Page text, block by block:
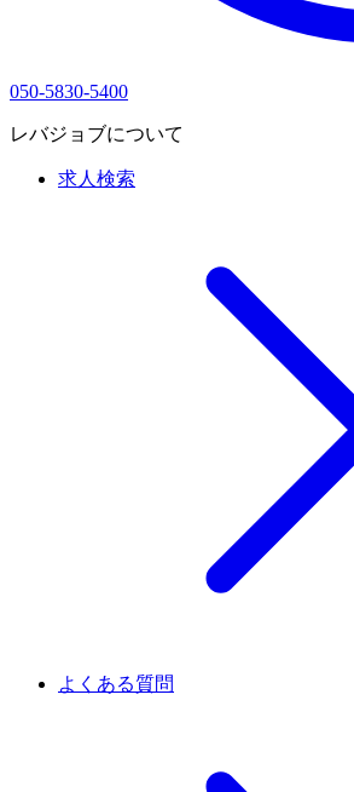
050-5830-5400
レバジョブについて
求人検索
よくある質問